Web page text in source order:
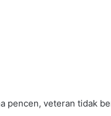
pencen, veteran tidak